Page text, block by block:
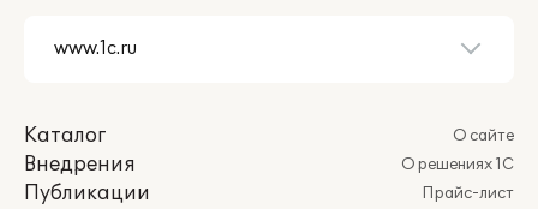
Каталог
Внедрения
Публикации
О сайте
О решениях 1С
Прайс-лист